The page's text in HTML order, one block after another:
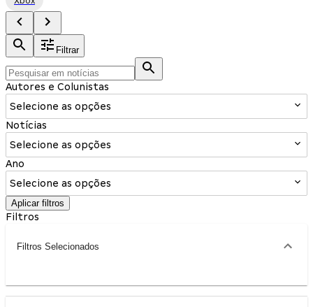
Filtrar
Autores e Colunistas
Selecione as opções
Notícias
Selecione as opções
Ano
Selecione as opções
Aplicar filtros
Filtros
Filtros Selecionados